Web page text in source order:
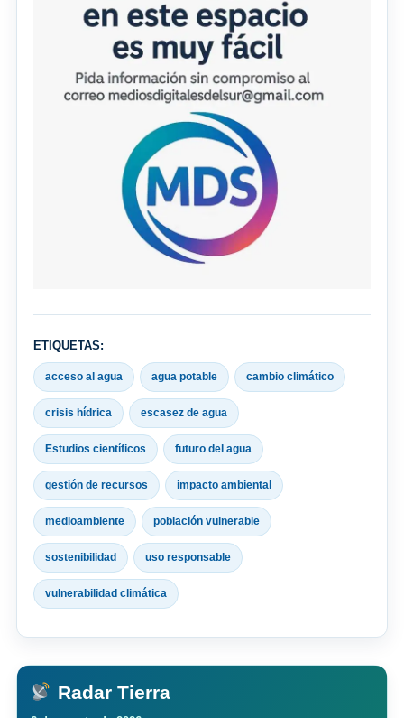
ETIQUETAS:
acceso al agua agua potable cambio climático
crisis hídrica escasez de agua
Estudios científicos futuro del agua
gestión de recursos impacto ambiental
medioambiente población vulnerable
sostenibilidad uso responsable
vulnerabilidad climática
Radar Tierra